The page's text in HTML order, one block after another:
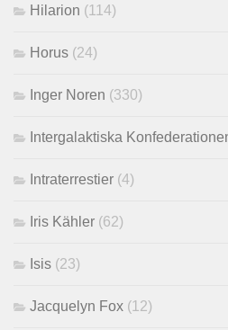
Hilarion (114)
Horus (24)
Inger Noren (330)
Intergalaktiska
Intraterrestier (4)
Iris Kähler (62)
Isis (23)
Jacquelyn Fox (12)